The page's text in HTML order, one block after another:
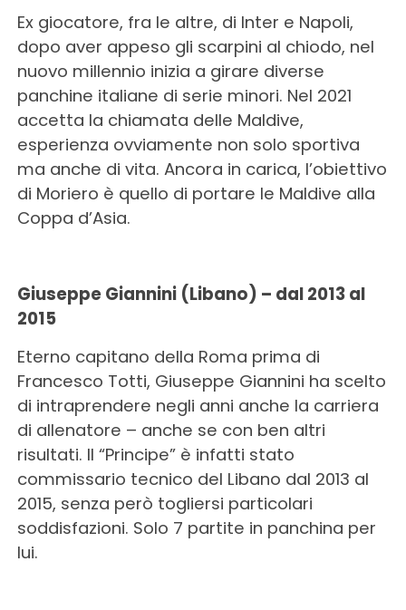
Ex giocatore, fra le altre, di Inter e Napoli,
dopo aver appeso gli scarpini al chiodo, nel
nuovo millennio inizia a girare diverse
panchine italiane di serie minori. Nel 2021
accetta la chiamata delle Maldive,
esperienza ovviamente non solo sportiva
ma anche di vita. Ancora in carica, l’obiettivo
di Moriero è quello di portare le Maldive alla
Coppa d’Asia.
Giuseppe Giannini (Libano) – dal 2013 al
2015
Eterno capitano della Roma prima di
Francesco Totti, Giuseppe Giannini ha scelto
di intraprendere negli anni anche la carriera
di allenatore – anche se con ben altri
risultati. Il “Principe” è infatti stato
commissario tecnico del Libano dal 2013 al
2015, senza però togliersi particolari
soddisfazioni. Solo 7 partite in panchina per
lui.